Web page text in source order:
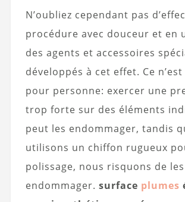
N’oubliez cependant pas
procédure avec douceur et en
des agents et accessoires
développés à cet effet. Ce
pour personne: exercer une
trop forte sur des éléments
peut les endommager, tandis
utilisons un chiffon rugueux
polissage, nous risquons de les
endommager. surface plumes